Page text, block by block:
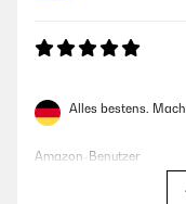
Alles bestens.
Amazon-Benutzer